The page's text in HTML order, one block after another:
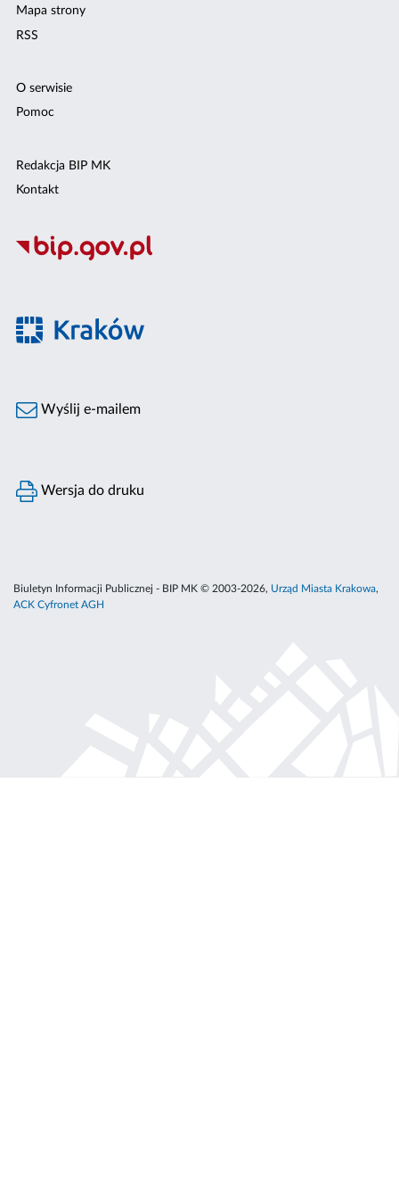
Mapa strony
RSS
O serwisie
Pomoc
Redakcja BIP MK
Kontakt
Wyślij e-mailem
Wersja do druku
Biuletyn Informacji Publicznej - BIP MK © 2003-2026, Urząd Miasta Krakowa,
ACK Cyfronet AGH